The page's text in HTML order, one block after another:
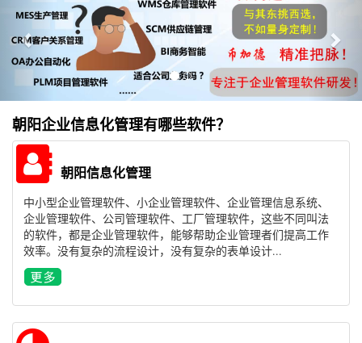
朝阳企业信息化管理有哪些软件？
朝阳信息化管理
中小型企业管理软件、小企业管理软件、企业管理信息系统、
企业管理软件、公司管理软件、工厂管理软件，这些不同叫法
的软件，都是企业管理软件，能够帮助企业管理者们提高工作
效率。没有复杂的流程设计，没有复杂的表单设计...